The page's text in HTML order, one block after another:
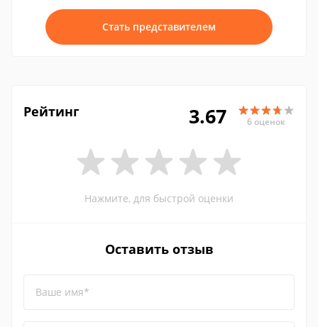
Стать представителем
Рейтинг 3.67 6 оценок
Нажмите, для быстрой оценки
Оставить отзыв
Ваше имя*